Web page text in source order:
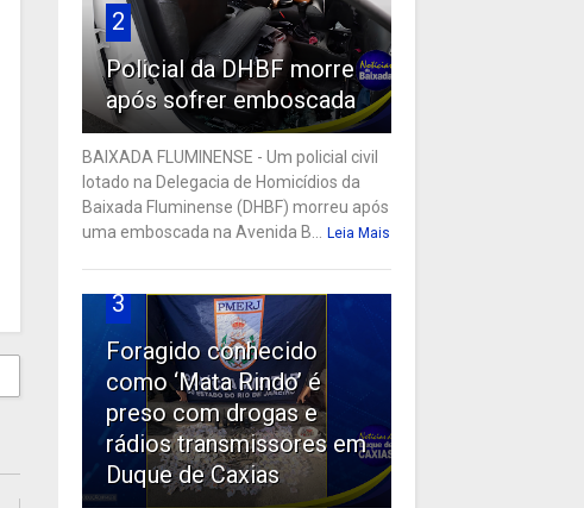
2
Policial da DHBF morre
após sofrer emboscada
BAIXADA FLUMINENSE - Um policial civil
lotado na Delegacia de Homicídios da
Baixada Fluminense (DHBF) morreu após
uma emboscada na Avenida B...
Leia Mais
3
Foragido conhecido
como ‘Mata Rindo’ é
preso com drogas e
rádios transmissores em
Duque de Caxias